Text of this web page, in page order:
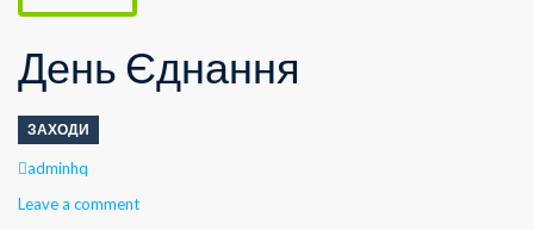
День Єднання
ЗАХОДИ
Author
adminhq
Leave a comment